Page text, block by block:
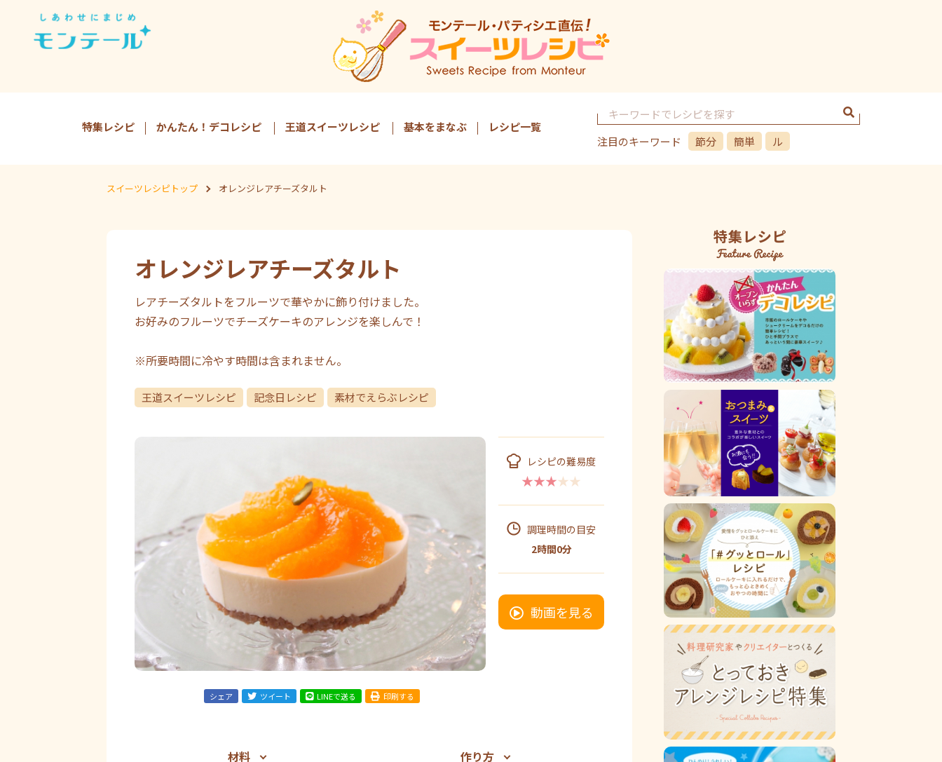
注目のキーワード 節分 簡単 ル
特集レシピ かんたん！デコレシピ 王道スイーツレシピ 基本をまなぶ レシピ一覧
スイーツレシピトップ オレンジレアチーズタルト
オレンジレアチーズタルト
レアチーズタルトをフルーツで華やかに飾り付けました。
お好みのフルーツでチーズケーキのアレンジを楽しんで！
※所要時間に冷やす時間は含まれません。
王道スイーツレシピ 記念日レシピ 素材でえらぶレシピ
シェア ツイート LINEで送る 印刷する
レシピの難易度
★★★★★
調理時間の目安
2時間0分
動画を見る
材料 作り方